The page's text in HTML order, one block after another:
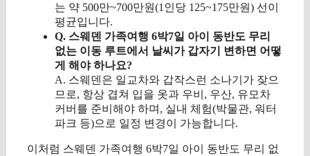
는 약 500만~700만원(1인당 125~175만원) 선이
평균입니다.
Q. 스웨덴 가족여행 6박7일 아이 동반도 무리
없는 이동 루트에서 날씨가 갑자기 변하면 어떻
게 해야 하나요?
A. 스웨덴은 일교차와 갑작스런 소나기가 잦으
므로, 항상 겹쳐 입을 옷과 우비, 우산, 유모차
커버를 준비해야 하며, 실내 체험(박물관, 워터
파크 등)으로 일정 변경이 가능합니다.
이처럼 스웨덴 가족여행 6박7일 아이 동반도 무리 없